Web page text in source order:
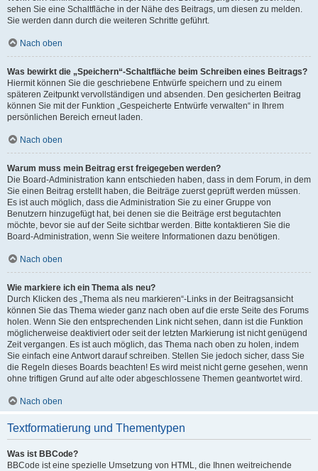
sehen Sie eine Schaltfläche in der Nähe des Beitrags, um diesen zu melden.
Sie werden dann durch die weiteren Schritte geführt.
Nach oben
Was bewirkt die „Speichern“-Schaltfläche beim Schreiben eines Beitrags?
Hiermit können Sie die geschriebene Entwürfe speichern und zu einem
späteren Zeitpunkt vervollständigen und absenden. Den gesicherten Beitrag
können Sie mit der Funktion „Gespeicherte Entwürfe verwalten“ in Ihrem
persönlichen Bereich erneut laden.
Nach oben
Warum muss mein Beitrag erst freigegeben werden?
Die Board-Administration kann entschieden haben, dass in dem Forum, in dem
Sie einen Beitrag erstellt haben, die Beiträge zuerst geprüft werden müssen.
Es ist auch möglich, dass die Administration Sie zu einer Gruppe von
Benutzern hinzugefügt hat, bei denen sie die Beiträge erst begutachten
möchte, bevor sie auf der Seite sichtbar werden. Bitte kontaktieren Sie die
Board-Administration, wenn Sie weitere Informationen dazu benötigen.
Nach oben
Wie markiere ich ein Thema als neu?
Durch Klicken des „Thema als neu markieren“-Links in der Beitragsansicht
können Sie das Thema wieder ganz nach oben auf die erste Seite des Forums
holen. Wenn Sie den entsprechenden Link nicht sehen, dann ist die Funktion
möglicherweise deaktiviert oder seit der letzten Markierung ist nicht genügend
Zeit vergangen. Es ist auch möglich, das Thema nach oben zu holen, indem
Sie einfach eine Antwort darauf schreiben. Stellen Sie jedoch sicher, dass Sie
die Regeln dieses Boards beachten! Es wird meist nicht gerne gesehen, wenn
ohne triftigen Grund auf alte oder abgeschlossene Themen geantwortet wird.
Nach oben
Textformatierung und Thementypen
Was ist BBCode?
BBCode ist eine spezielle Umsetzung von HTML, die Ihnen weitreichende